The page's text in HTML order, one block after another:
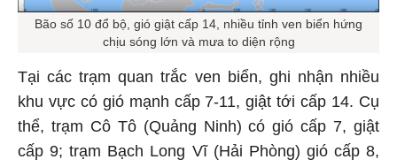
Bão số 10 đổ bộ, gió giật cấp 14, nhiều tỉnh ven biển hứng
chịu sóng lớn và mưa to diện rộng
Tại các trạm quan trắc ven biển, ghi nhận nhiều
khu vực có gió mạnh cấp 7-11, giật tới cấp 14. Cụ
thể, trạm Cô Tô (Quảng Ninh) có gió cấp 7, giật
cấp 9; trạm Bạch Long Vĩ (Hải Phòng) gió cấp 8,